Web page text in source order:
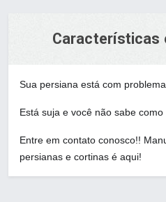
Características
Sua persiana está com
Está suja e você não sabe
Entre em contato conosco!!
persianas e cortinas é aqui!